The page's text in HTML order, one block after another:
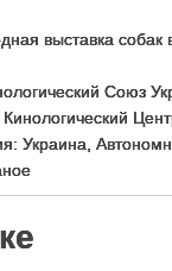
выставка собак
Союз
Украина,